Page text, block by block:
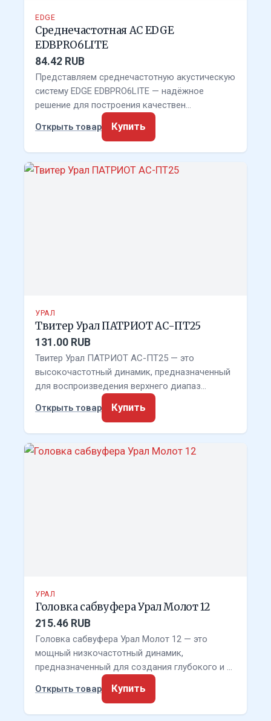
EDGE
Среднечастотная АС EDGE
EDBPRO6LITE
84.42 RUB
Представляем среднечастотную акустическую
систему EDGE EDBPRO6LITE — надёжное
решение для построения качествен…
Открыть товар
Купить
УРАЛ
Твитер Урал ПАТРИОТ АС-ПТ25
131.00 RUB
Твитер Урал ПАТРИОТ АС-ПТ25 — это
высокочастотный динамик, предназначенный
для воспроизведения верхнего диапаз…
Открыть товар
Купить
УРАЛ
Головка сабвуфера Урал Молот 12
215.46 RUB
Головка сабвуфера Урал Молот 12 — это
мощный низкочастотный динамик,
предназначенный для создания глубокого и …
Открыть товар
Купить